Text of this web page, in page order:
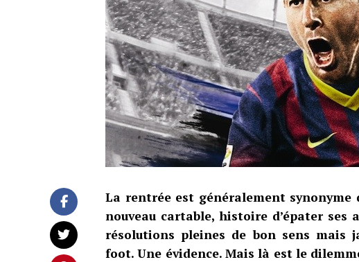
La rentrée est généralement
nouveau cartable, histoire d’épater
résolutions pleines de bon sens mais
foot. Une évidence. Mais là est le